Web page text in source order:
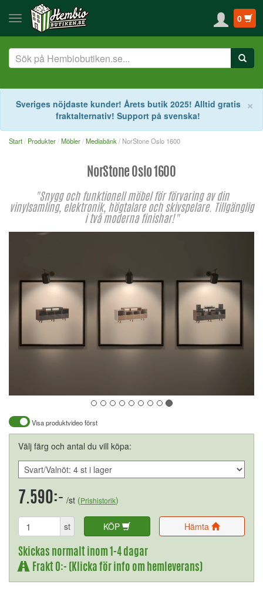
0
×
Sveriges nöjdaste kunder! Årets butik 2025! Alltid gratis
fraktalternativ! Support på svenska!
Start Produkter Möbler Mediabänk / NorStone Oslo 1600
NorStone Oslo 1600
"Snygg och funktionell möbel för förvaring av din
vinylsamling, elektronik, högtalare och skivspelare. Tillgänglig
i två moderna finishar!"
Visa produktvideo först
Välj färg och antal du vill köpa:
7.590:- /st (Prishistorik)
st KÖP Hämta
Skickas normalt inom 1-4 dagar
Frakt 0:- (Klicka för info om hemleverans)